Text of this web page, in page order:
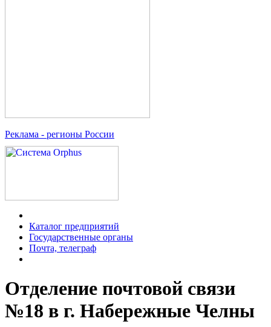
Реклама - регионы России
Каталог предприятий
Государственные органы
Почта, телеграф
Отделение почтовой связи
№18 в г. Набережные Челны